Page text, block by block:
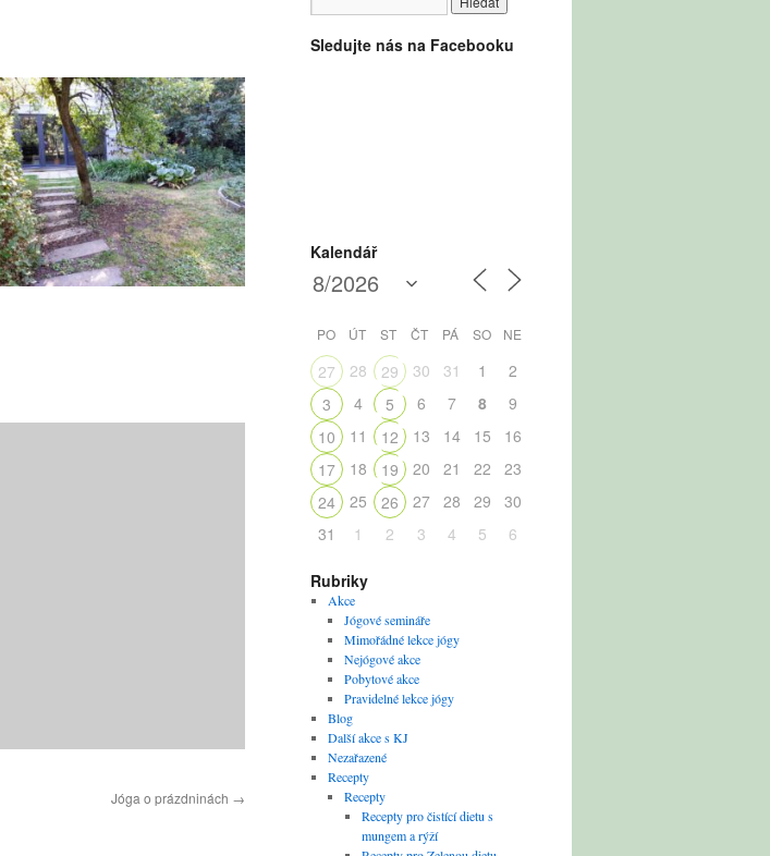
Jóga o prázdninách →
Sledujte nás na Facebooku
Kalendář
PO ÚT ST ČT PÁ SO NE
27 28 29 30 31 1
2
3
4 5 6 7 8
9
10
11 12 13 14 15
16
17
18 19 20 21 22
23
24
25 26 27 28 29
30
31
1 2 3 4 5 6
Rubriky
Akce
Jógové semináře
Mimořádné lekce jógy
Nejógové akce
Pobytové akce
Pravidelné lekce jógy
Blog
Další akce s KJ
Nezařazené
Recepty
Recepty
Recepty pro čistící dietu s
mungem a rýží